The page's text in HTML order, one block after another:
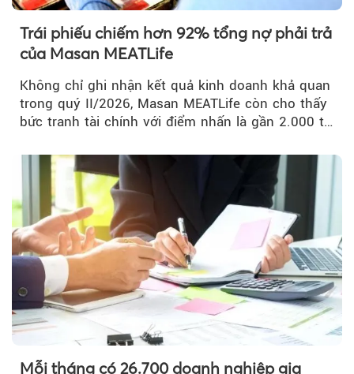
Trái phiếu chiếm hơn 92% tổng nợ phải trả
của Masan MEATLife
Không chỉ ghi nhận kết quả kinh doanh khả quan
trong quý II/2026, Masan MEATLife còn cho thấy
bức tranh tài chính với điểm nhấn là gần 2.000 tỷ
Mỗi tháng có 26.700 doanh nghiệp gia